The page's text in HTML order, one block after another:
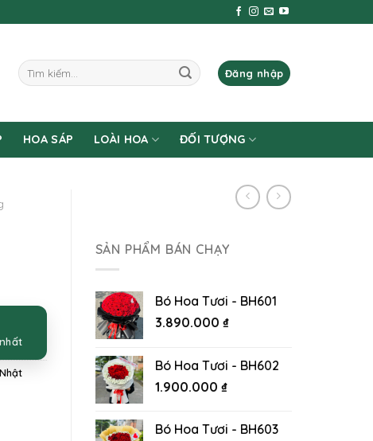
Tìm
kiếm:
Đăng nhập
HOA SÁP LOÀI HOA ĐỐI TƯỢNG
SẢN PHẨM BÁN CHẠY
Bó Hoa Tươi - BH601
3.890.000 ₫
Bó Hoa Tươi - BH602
1.900.000 ₫
Bó Hoa Tươi - BH603